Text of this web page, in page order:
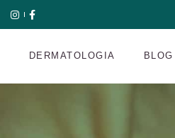
DERMATOLOGIA BLOG